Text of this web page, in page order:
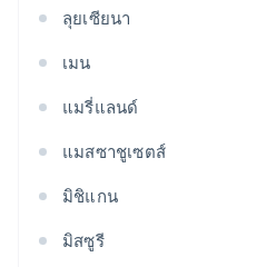
ลุยเซียนา
เมน
แมรี่แลนด์
แมสซาชูเซตส์
มิชิแกน
มิสซูรี